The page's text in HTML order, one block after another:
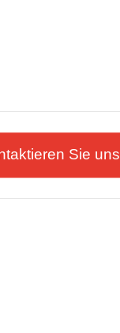
Sie uns